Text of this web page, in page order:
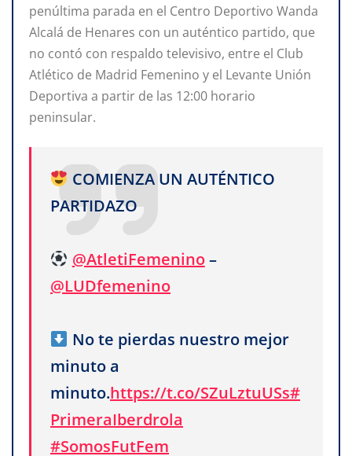
penúltima parada en el Centro Deportivo Wanda
Alcalá de Henares con un auténtico partido, que
no contó con respaldo televisivo, entre el Club
Atlético de Madrid Femenino y el Levante Unión
Deportiva a partir de las 12:00 horario
peninsular.
COMIENZA UN AUTÉNTICO
PARTIDAZO
@AtletiFemenino–
@LUDfemenino
No te pierdas nuestro mejor
minuto a
minuto.https://t.co/SZuLztuUSs#
PrimeraIberdrola
#SomosFutFem